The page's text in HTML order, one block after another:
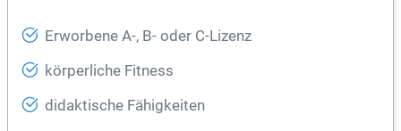
Erworbene A-, B- oder C-Lizenz
körperliche Fitness
didaktische Fähigkeiten